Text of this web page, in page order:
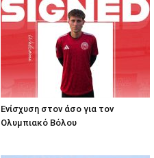
Ενίσχυση στον άσο για τον
Ολυμπιακό Βόλου